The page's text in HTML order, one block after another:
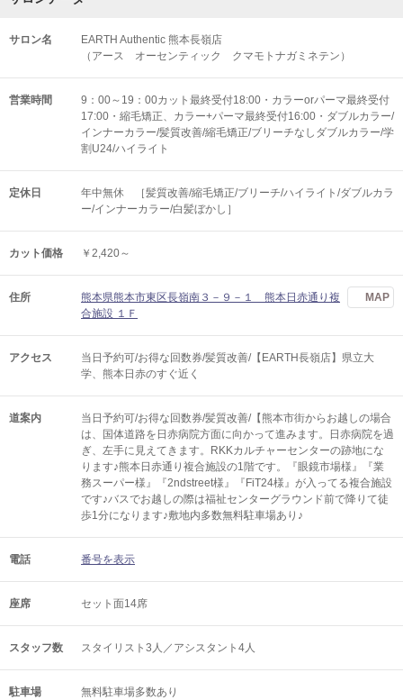
サロン名
EARTH Authentic 熊本長嶺店
（アース オーセンティック クマモトナガミネテン）
営業時間
9：00～19：00カット最終受付18:00・カラーorパーマ最終受付
17:00・縮毛矯正、カラー+パーマ最終受付16:00・ダブルカラー/
インナーカラー/髪質改善/縮毛矯正/ブリーチなしダブルカラー/学
割U24/ハイライト
定休日
年中無休 ［髪質改善/縮毛矯正/ブリーチ/ハイライト/ダブルカラ
ー/インナーカラー/白髪ぼかし］
カット価格 ￥2,420～
住所
熊本県熊本市東区長嶺南３－９－１ 熊本日赤通り複
合施設 １Ｆ
MAP
アクセス
当日予約可/お得な回数券/髪質改善/【EARTH長嶺店】県立大
学、熊本日赤のすぐ近く
道案内
当日予約可/お得な回数券/髪質改善/【熊本市街からお越しの場合
は、国体道路を日赤病院方面に向かって進みます。日赤病院を過
ぎ、左手に見えてきます。RKKカルチャーセンターの跡地にな
ります♪熊本日赤通り複合施設の1階です。『眼鏡市場様』『業
務スーパー様』『2ndstreet様』『FiT24様』が入ってる複合施設
です♪バスでお越しの際は福祉センターグラウンド前で降りて徒
歩1分になります♪敷地内多数無料駐車場あり♪
電話 番号を表示
座席 セット面14席
スタッフ数 スタイリスト3人／アシスタント4人
駐車場 無料駐車場多数あり